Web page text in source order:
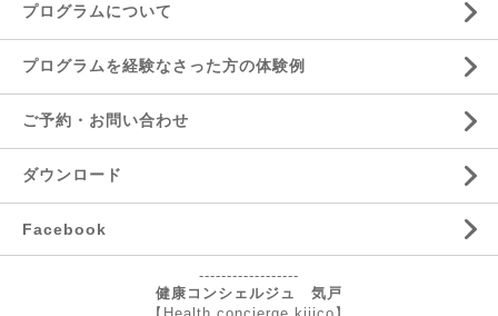
プログラムについて
プログラムを経験なさった方の体験例
ご予約・お問い合わせ
ダウンロード
Facebook
------------------
健康コンシェルジュ 気戸